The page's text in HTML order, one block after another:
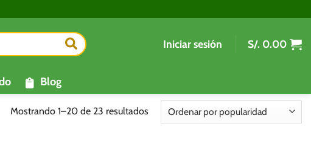
Iniciar sesión S/. 0.00
Blog
Mostrando 1–20 de 23 resultadosOrdenado
por